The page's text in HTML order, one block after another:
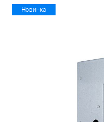
Новинка